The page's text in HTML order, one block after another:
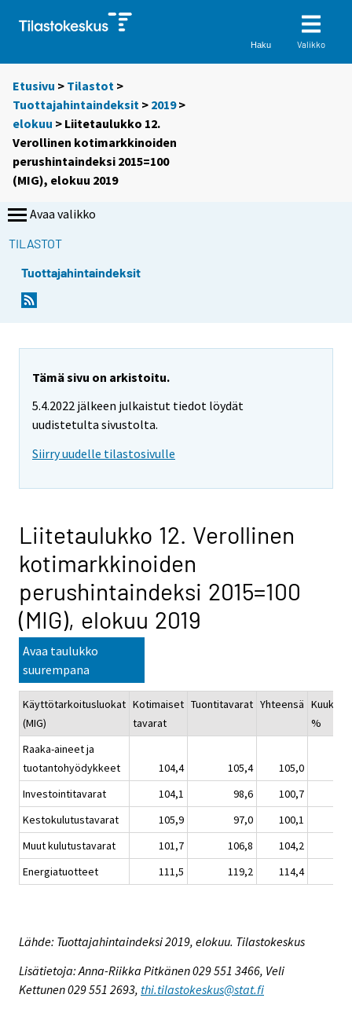
Haku Valikko
Etusivu > Tilastot >
Tuottajahintaindeksit > 2019>
elokuu > Liitetaulukko 12.
Verollinen kotimarkkinoiden
perushintaindeksi 2015=100
(MIG), elokuu 2019
Avaa valikko
TILASTOT
Tuottajahintaindeksit
Tämä sivu on arkistoitu.
5.4.2022 jälkeen julkaistut tiedot löydät
uudistetulta sivustolta.
Siirry uudelle tilastosivulle
Liitetaulukko 12. Verollinen
kotimarkkinoiden
perushintaindeksi 2015=100
(MIG), elokuu 2019
Avaa taulukko
suurempana
Käyttötarkoitusluokat
(MIG)
Kotimaiset
tavarat
Tuontitavarat Yhteensä
%
Raaka-aineet ja
tuotantohyödykkeet
104,4 105,4
105,0
Investointitavarat
104,1 98,6
100,7
Kestokulutustavarat
105,9 97,0
100,1
Muut kulutustavarat
101,7 106,8
104,2
Energiatuotteet
111,5 119,2 114,4
Lähde: Tuottajahintaindeksi 2019, elokuu. Tilastokeskus
Lisätietoja: Anna-Riikka Pitkänen 029 551 3466, Veli
Kettunen 029 551 2693, thi.tilastokeskus@stat.fi